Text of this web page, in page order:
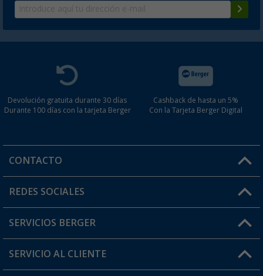
Devolución gratuita durante 30 días
Durante 100 días con la tarjeta Berger
Cashback de hasta un 5%
Con la Tarjeta Berger Digital
CONTACTO
Horario de atención al cliente:
¿Tienes alguna duda?
REDES SOCIALES
SERVICIOS BERGER
Conviértete en distribuidor
SERVICIO AL CLIENTE